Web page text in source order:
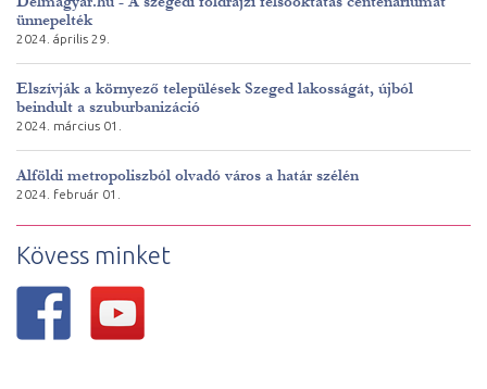
ünnepelték
2024. április 29.
Elszívják a környező települések Szeged lakosságát, újból
beindult a szuburbanizáció
2024. március 01.
Alföldi metropoliszból olvadó város a határ szélén
2024. február 01.
Kövess minket